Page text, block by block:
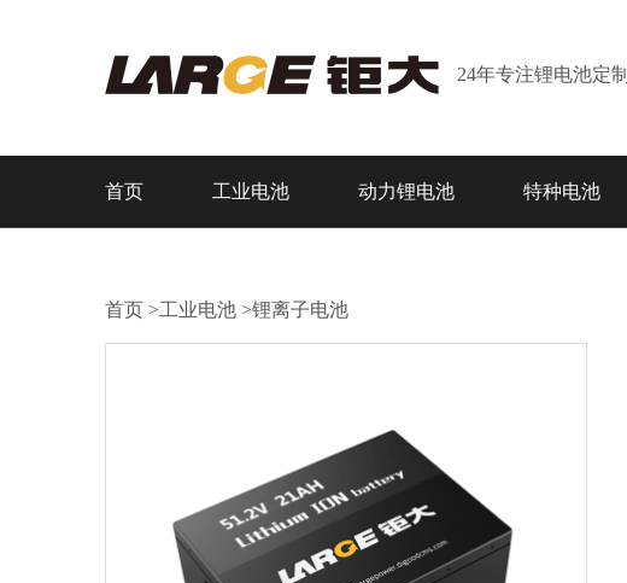
24年专注锂电池定制
首页 工业电池 动力锂电池 特种电池
首页 >工业电池 >锂离子电池